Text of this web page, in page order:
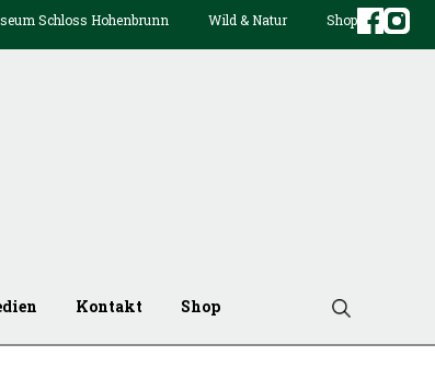
Schloss Hohenbrunn Wild & Natur Shop
Kontakt Shop